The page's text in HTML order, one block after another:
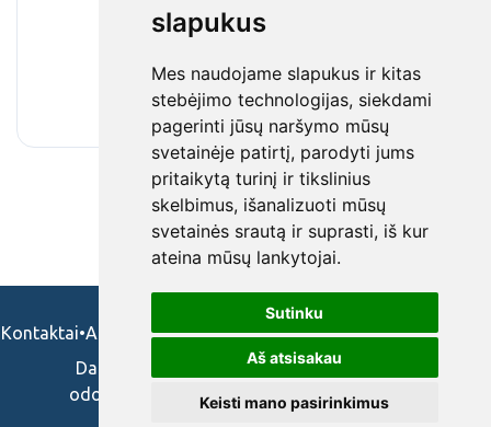
slapukus
Mes naudojame slapukus ir kitas
stebėjimo technologijas, siekdami
pagerinti jūsų naršymo mūsų
svetainėje patirtį, parodyti jums
pritaikytą turinį ir tikslinius
skelbimus, išanalizuoti mūsų
svetainės srautą ir suprasti, iš kur
ateina mūsų lankytojai.
Sutinku
Aš atsisakau
Keisti mano pasirinkimus
Pilnas etatas•Klaipėda
(prieš mokesčius)
prieš 1 mėn.
Kontaktai•Apie mus•Naudojimosi taisykės•Privatumo politika
Darbo skelbimai ir pasiūlymai: gydytojams,
odontologams, slaugytojams, veterinarams,